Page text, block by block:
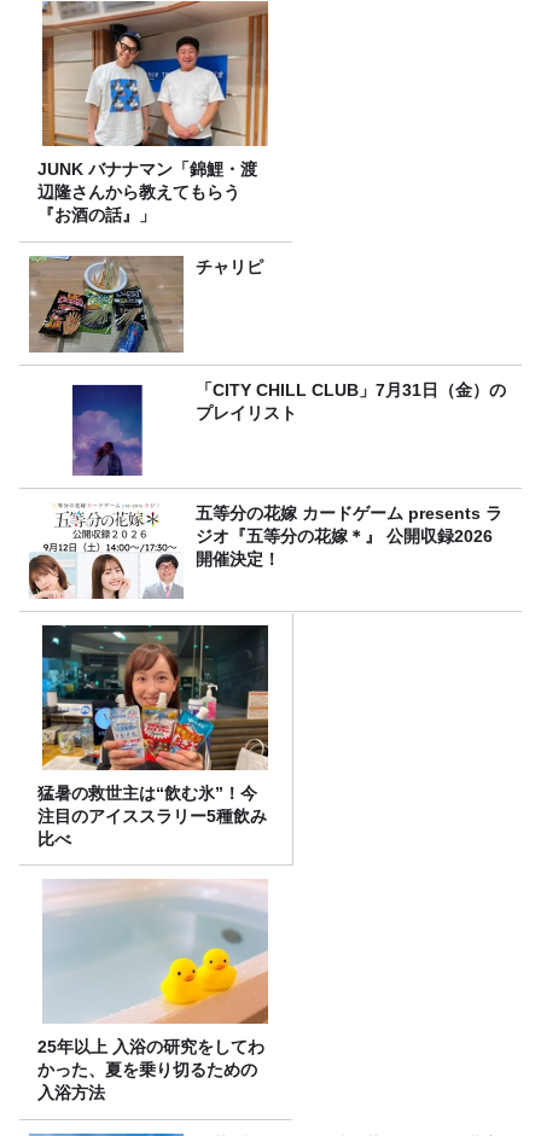
JUNK バナナマン「錦鯉・渡
辺隆さんから教えてもらう
『お酒の話』」
チャリピ
「CITY CHILL CLUB」7月31日（金）の
プレイリスト
五等分の花嫁 カードゲーム presents ラ
ジオ『五等分の花嫁＊』 公開収録2026
開催決定！
猛暑の救世主は“飲む氷”！今
注目のアイススラリー5種飲み
比べ
25年以上 入浴の研究をしてわ
かった、夏を乗り切るための
入浴方法